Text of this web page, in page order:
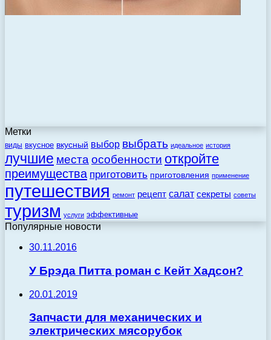
Метки
виды вкусное вкусный выбор выбрать идеальное история
лучшие места особенности откройте
преимущества приготовить приготовления применение
путешествия ремонт рецепт салат секреты советы
туризм услуги эффективные
Популярные новости
30.11.2016
У Брэда Питта роман с Кейт Хадсон?
20.01.2019
Запчасти для механических и
электрических мясорубок